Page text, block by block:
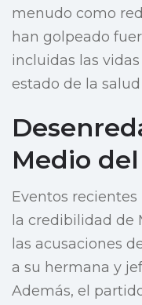
menudo como
han golpeado
incluidas las
estado de la
Medio
Eventos
la credibilidad de
las acusaciones
a su hermana y
Además, el